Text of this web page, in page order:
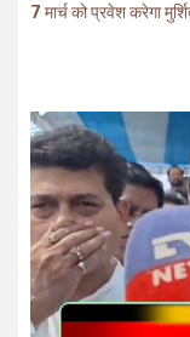
7 मार्च को प्रवेश करेगा